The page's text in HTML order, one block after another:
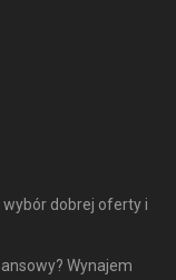
wybór dobrej oferty i
Wynajem